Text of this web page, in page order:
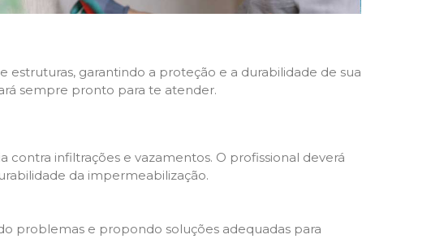
estruturas, garantindo a proteção e a durabilidade de sua
sempre pronto para te atender.
infiltrações e vazamentos. O profissional deverá
da impermeabilização.
problemas e propondo soluções adequadas para